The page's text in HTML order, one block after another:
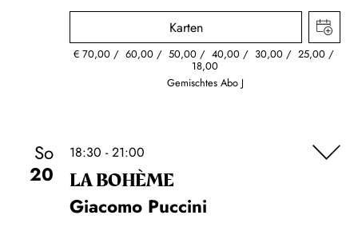
Karten
€ 70,00 60,00 50,00 40,00 30,00 25,00
18,00
Gemischtes Abo J
So
20
18:30 - 21:00
LA BOHÈME
Giacomo Puccini